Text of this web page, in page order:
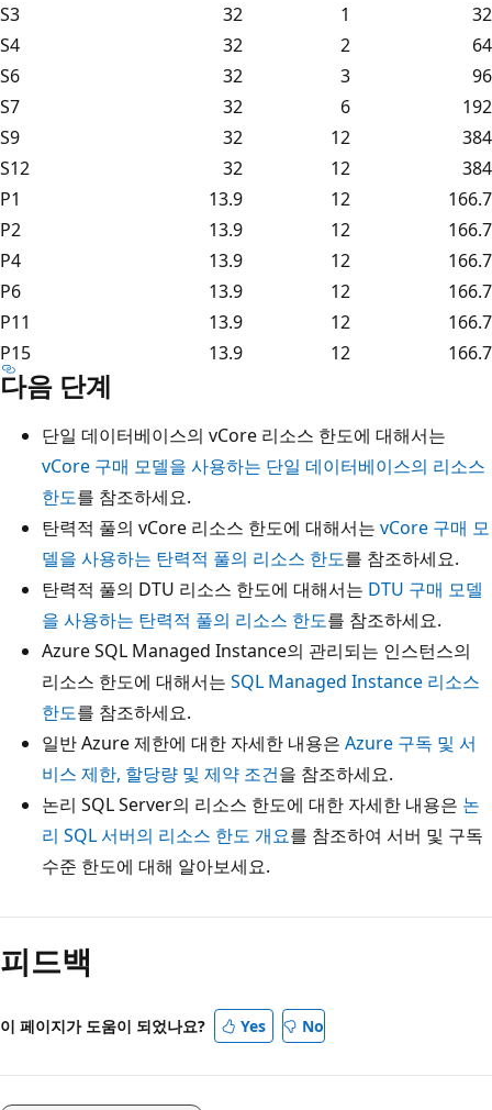
S3
32 1
32
S4
32 2
64
S6
32 3
96
S7
32 6
192
S9
32 12
384
S12
32 12
384
P1
13.9 12
166.7
P2
13.9 12
166.7
P4
13.9 12
166.7
P6
13.9 12
166.7
P11
13.9 12
166.7
P15
13.9 12 166.7
다음 단계
단일 데이터베이스의 vCore 리소스 한도에 대해서는
vCore 구매 모델을 사용하는 단일 데이터베이스의 리소스
한도를 참조하세요.
탄력적 풀의 vCore 리소스 한도에 대해서는 vCore 구매 모
델을 사용하는 탄력적 풀의 리소스 한도를 참조하세요.
탄력적 풀의 DTU 리소스 한도에 대해서는 DTU 구매 모델
을 사용하는 탄력적 풀의 리소스 한도를 참조하세요.
Azure SQL Managed Instance의 관리되는 인스턴스의
리소스 한도에 대해서는 SQL Managed Instance 리소스
한도를 참조하세요.
일반 Azure 제한에 대한 자세한 내용은 Azure 구독 및 서
비스 제한, 할당량 및 제약 조건을 참조하세요.
논리 SQL Server의 리소스 한도에 대한 자세한 내용은 논
리 SQL 서버의 리소스 한도 개요를 참조하여 서버 및 구독
수준 한도에 대해 알아보세요.
피드백
이 페이지가 도움이 되었나요? Yes No